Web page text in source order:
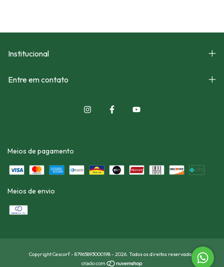
Institucional
Entre em contato
Meios de pagamento
Meios de envio
Copyright Cescorf - 87965893000198 - 2026. Todos os direitos reservados.